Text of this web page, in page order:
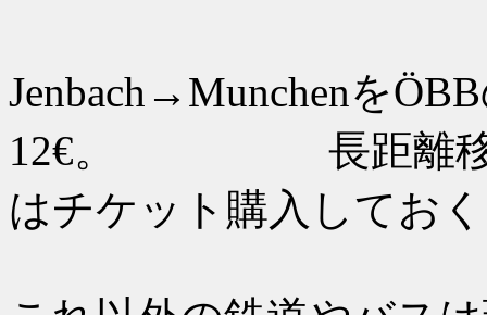
Jenbach→Munchenを
12€。 長距離移動
はチケット購入してお